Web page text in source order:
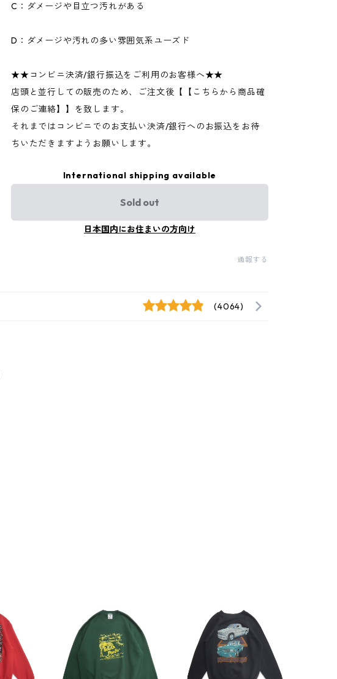
C：ダメージや目立つ汚れがある
D：ダメージや汚れの多い雰囲気系ユーズド
★★コンビニ決済/銀行振込をご利用のお客様へ★★
店頭と並行しての販売のため、ご注文後【【こちらから商品確
保のご連絡】】を致します。
それまではコンビニでのお支払い決済/銀行へのお振込をお待
ちいただきますようお願いします。
International shipping available
Sold out
日本国内にお住まいの方向け
通報する
(4064)